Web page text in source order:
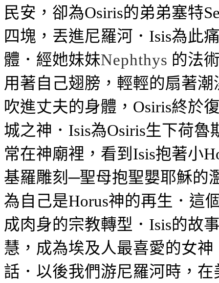
民安，卻為Osiris的弟弟塞特
四塊，丟進尼羅河． Isis為此
體．經她妹妹Nephthys 的法
用著自己翅膀，輕輕的扇著
吹進丈夫的身體， Osiris終於
城之神． Isis為Osiris生下荷魯
常在神廟裡，看到Isis抱著小
基羅雕刻─聖母抱聖嬰耶穌的
為自己是Horus神的再生．這
成肉身的宗教轉型． Isis的故
慧，成為埃及人最喜愛的女
話．以後我們游尼羅河時，